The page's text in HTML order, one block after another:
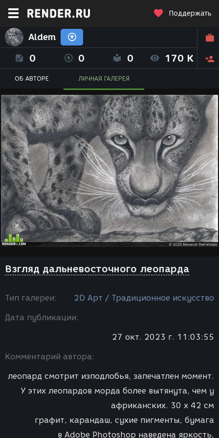
Поддержать
Aldem
0 0 0 170 K
ОБ АВТОРЕ ЛИЧНАЯ ГАЛЕРЕЯ
Взгляд дальневосточного леопарда
Тип галереи: 2D Арт / Традиционное искусство
Дата публикации:
27 окт. 2023 г. 11:03:55
Комментарий автора:
леопард смотрит изподлобья, запечатлен момент.
У этих леопардов морда более вытянута, чем у
африканских. 30 х 42 см
графит, карандаш, сухие пигменты, бумага
в Adobe Photoshop наведена яркость,